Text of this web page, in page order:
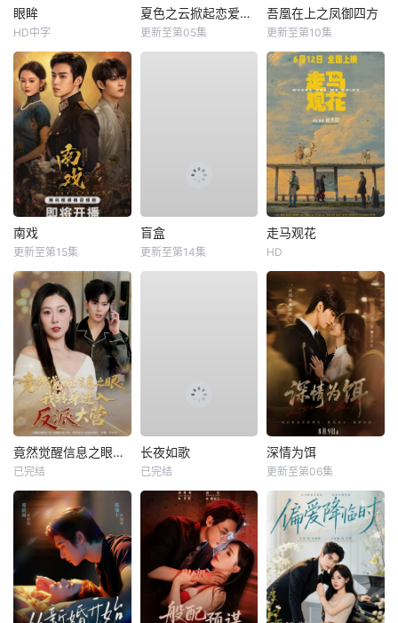
眼眸
HD中字
夏色之云掀起恋爱与风暴
更新至第05集
吾凰在上之凤御四方
更新至第10集
南戏
更新至第15集
盲盒
更新至第14集
走马观花
HD
竟然觉醒信息之眼，我转身进入反派大营
已完结
长夜如歌
已完结
深情为饵
更新至第06集